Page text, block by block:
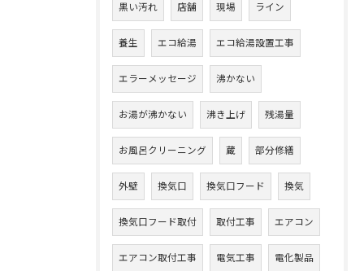
黒い汚れ 店舗 現場 ライン
養生 エコ給湯 エコ給湯設置工事
エラーメッセージ 沸かない
お湯が沸かない 沸き上げ 残湯量
お風呂クリーニング 蔵 部分修繕
外壁 換気口 換気口フード 換気
換気口フード取付 取付工事 エアコン
エアコン取付工事 電気工事 電化製品